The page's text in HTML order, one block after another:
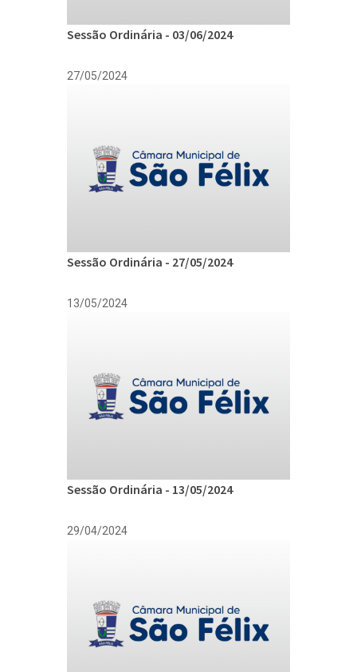
Sessão Ordinária - 03/06/2024
27/05/2024
Sessão Ordinária - 27/05/2024
13/05/2024
Sessão Ordinária - 13/05/2024
29/04/2024